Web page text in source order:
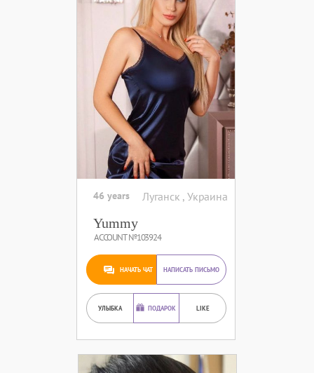
46 years Луганск , Украина
Yummy
ACCOUNT №103924
НАЧАТЬ ЧАТ НАПИСАТЬ ПИСЬМО
УЛЫБКА ПОДАРОК LIKE